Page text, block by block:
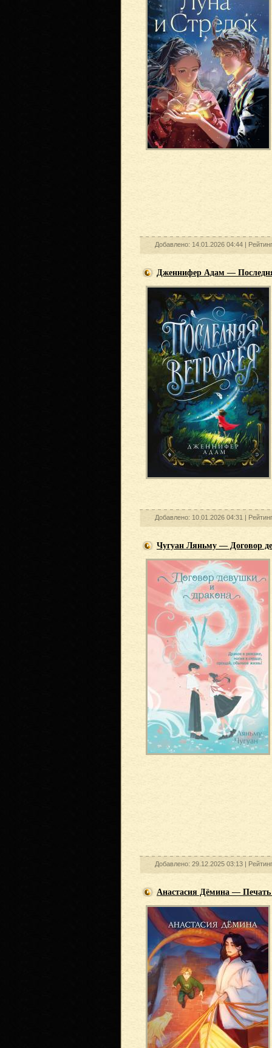
Добавлено: 14.01.2026 04:44 |
Дженнифер Адам —
Добавлено: 10.01.2026 04:31 |
Чугуан Ляньму — Договор
Добавлено: 29.12.2025 03:13 |
Анастасия Дёмина —